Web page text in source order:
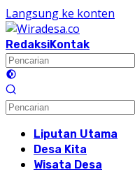
Langsung ke konten
RedaksiKontak
Liputan Utama
Desa Kita
Wisata Desa